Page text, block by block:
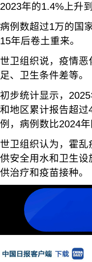
2023年的1.4%上升
病例数超过1万的国
15年后卷土重来。
世卫组织说，疫情
足、卫生条件差等。
初步统计显示，
和地区累计报告超
例，病例数比2024
世卫组织认为，霍乱
供安全用水和卫生
供治疗和疫苗接种。